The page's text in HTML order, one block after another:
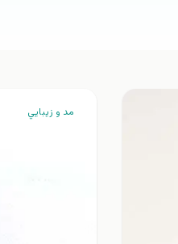
مد و زيبايي